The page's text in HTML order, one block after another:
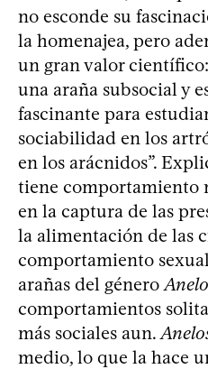
no esconde su
la homenajea, pero
un gran valor
una araña subsocial y
fascinante para
sociabilidad en los
en los arácnidos”.
tiene comportamiento
en la captura de las
la alimentación de las
comportamiento
arañas del género
comportamientos
más sociales aun.
medio, lo que la hace